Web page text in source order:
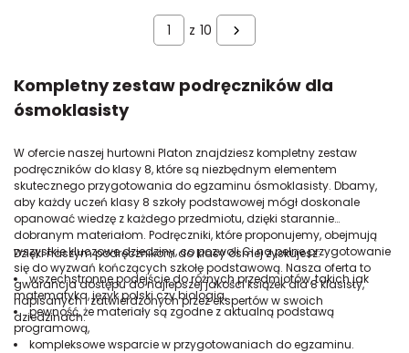
z 10
Kompletny zestaw podręczników dla
ósmoklasisty
W ofercie naszej hurtowni Platon znajdziesz kompletny zestaw
podręczników do klasy 8, które są niezbędnym elementem
skutecznego przygotowania do egzaminu ósmoklasisty. Dbamy,
aby każdy uczeń klasy 8 szkoły podstawowej mógł doskonale
opanować wiedzę z każdego przedmiotu, dzięki starannie
dobranym materiałom. Podręczniki, które proponujemy, obejmują
wszystkie kluczowe dziedziny, co pozwoli Ci na pełne przygotowanie
się do wyzwań kończących szkołę podstawową. Nasza oferta to
gwarancja dostępu do najlepszej jakości książek dla 8 klasisty,
napisanych i zatwierdzonych przez ekspertów w swoich
dziedzinach.
Dzięki naszym podręcznikom do klasy ósmej zyskujesz:
wszechstronne podejście do różnych przedmiotów, takich jak
matematyka, język polski czy biologia,
pewność, że materiały są zgodne z aktualną podstawą
programową,
kompleksowe wsparcie w przygotowaniach do egzaminu.